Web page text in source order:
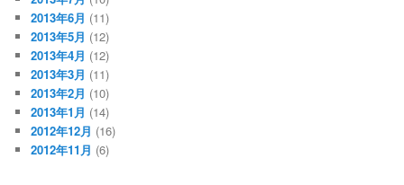
2013年6月 (11)
2013年5月 (12)
2013年4月 (12)
2013年3月 (11)
2013年2月 (10)
2013年1月 (14)
2012年12月 (16)
2012年11月 (6)